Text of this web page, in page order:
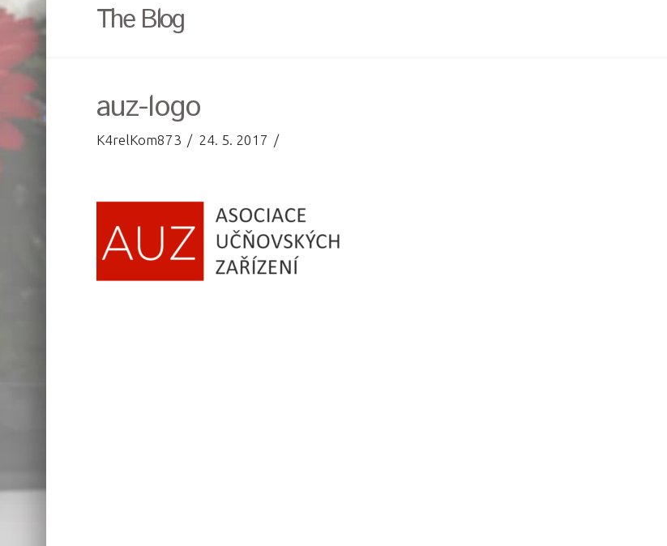
The Blog
auz-logo
K4relKom873 24. 5. 2017